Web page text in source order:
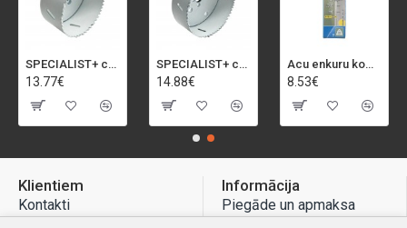
SPECIALIST+ caurumu zāģis BI-METAL, 92 mm
13.77€
SPECIALIST+ caurumu zāģis BI-METAL, 98 mm
14.88€
Acu enkuru komplekts, 3-13 mm, Rapid, 12 gab.
8.53€
Klientiem
Kontakti
Informācija
Piegāde un apmaksa